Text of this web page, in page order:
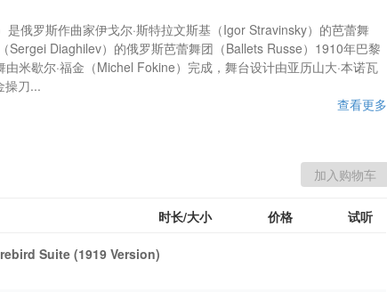
是俄罗斯作曲家伊戈尔·斯特拉文斯基（Igor Stravinsky）的芭蕾舞
Sergei Diaghilev）的俄罗斯芭蕾舞团（Ballets Russe）1910年巴黎
米歇尔·福金（Michel Fokine）完成，舞台设计由亚历山大·本诺瓦
操刀...
查看更多
时长/大小 价格 试听
Suite (1919 Version)